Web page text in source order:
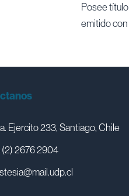
Posee
emitido
Ejercito 233, Santiago, Chile
(2) 2676 2904